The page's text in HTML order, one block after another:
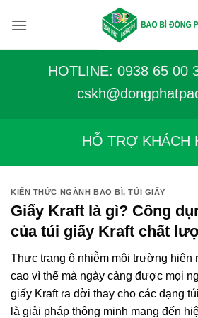
qua
HOTLINE: 0938 65 00
c
HỖ TRỢ KHÁCH
KIẾN THỨC NGÀNH BAO BÌ,TÚI GIẤY
Giấy Kraft là gì? Công
của túi giấy Kraft chất
Thực trạng ô nhiễm môi trường hiện
cao vì thế mà ngày càng được mọi
giấy Kraft ra đời thay cho các dạng
là giải pháp thông minh mang đến